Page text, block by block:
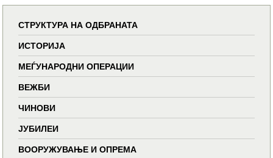
СТРУКТУРА НА ОДБРАНАТА
ИСТОРИЈА
МЕЃУНАРОДНИ ОПЕРАЦИИ
ВЕЖБИ
ЧИНОВИ
ЈУБИЛЕИ
ВООРУЖУВАЊЕ И ОПРЕМА